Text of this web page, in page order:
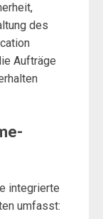
des
Aufträge
integrierte
umfasst: